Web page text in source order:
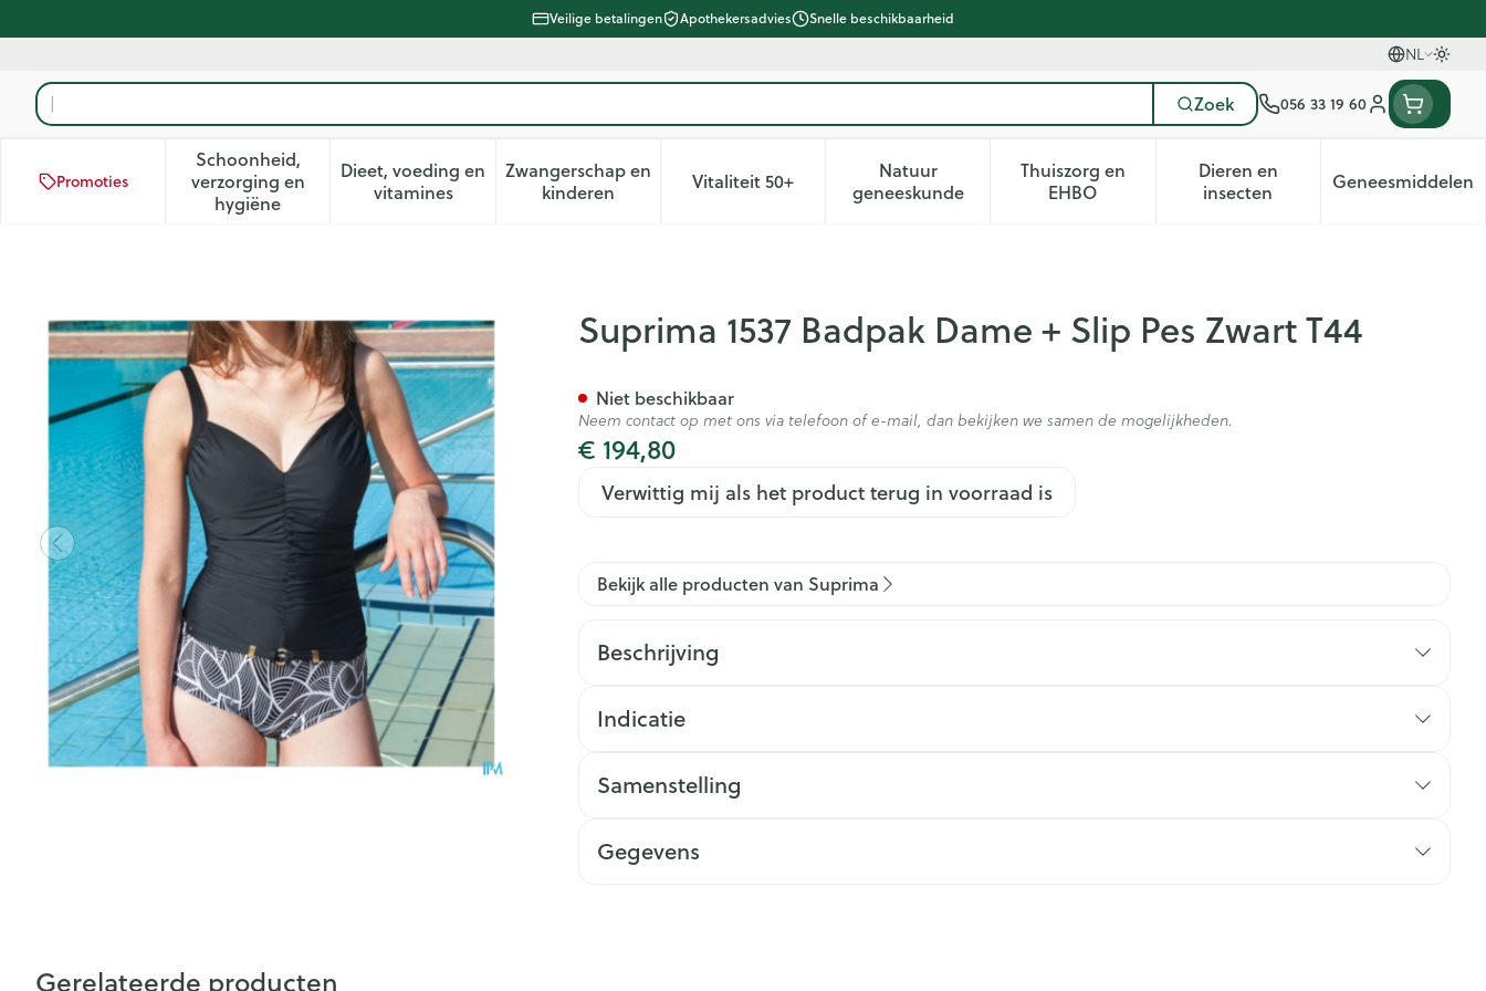
Veilige betalingen Apothekersadvies Snelle beschikbaarheid
NL
Talen
Product, merk, categorie... Zoek 056 33 19 60
Klant menu
Promoties
Schoonheid,
verzorging en
hygiëneToon submenu voor Schoonheid, verzorging en hygiëne categorie
Dieet, voeding en
vitaminesToon submenu voor Dieet, voeding en vitamines categorie
Zwangerschap en
kinderenToon submenu voor Zwangerschap en kinderen categorie
Vitaliteit 50+Toon submenu voor Vitaliteit 50+ categorie
Natuur
geneeskundeToon submenu voor Natuur geneeskunde categorie
Thuiszorg en
EHBOToon submenu voor Thuiszorg en EHBO categorie
Dieren en
insectenToon submenu voor Dieren
Geneesmiddelen
Toon
Suprima 1537 Badpak Dame + Slip Pes Zwart T44Suprima 1537 Badpak Dame + Slip Pes Zwart T44
€ 194,80
Verwittig mij als het product terug in voorraad is
Niet beschikbaar
Neem contact op met ons via telefoon of e-mail, dan bekijken we samen de mogelijkheden.
Bekijk alle producten van Suprima
Beschrijving
Indicatie
Samenstelling
Gegevens
Gerelateerde producten